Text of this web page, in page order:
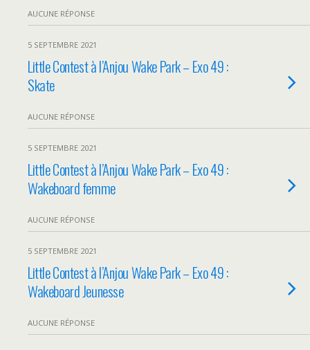
AUCUNE RÉPONSE
5 SEPTEMBRE 2021
Little Contest à l’Anjou Wake Park – Exo 49 :
Skate
AUCUNE RÉPONSE
5 SEPTEMBRE 2021
Little Contest à l’Anjou Wake Park – Exo 49 :
Wakeboard femme
AUCUNE RÉPONSE
5 SEPTEMBRE 2021
Little Contest à l’Anjou Wake Park – Exo 49 :
Wakeboard Jeunesse
AUCUNE RÉPONSE